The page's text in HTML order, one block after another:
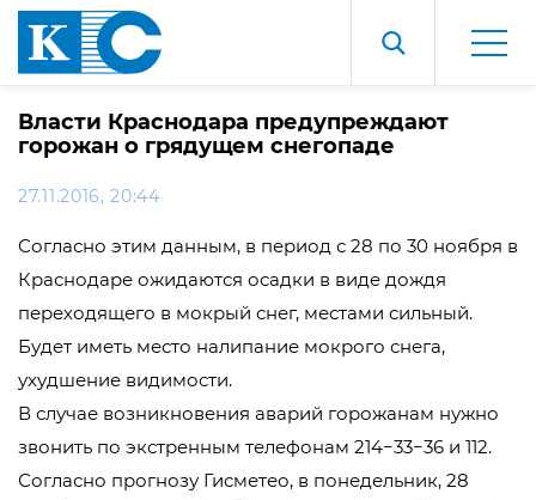
Власти Краснодара предупреждают
горожан о грядущем снегопаде
27.11.2016, 20:44
Согласно этим данным, в период с 28 по 30 ноября в
Краснодаре ожидаются осадки в виде дождя
переходящего в мокрый снег, местами сильный.
Будет иметь место налипание мокрого снега,
ухудшение видимости.
В случае возникновения аварий горожанам нужно
звонить по экстренным телефонам 214−33−36 и 112.
Согласно прогнозу Гисметео, в понедельник, 28